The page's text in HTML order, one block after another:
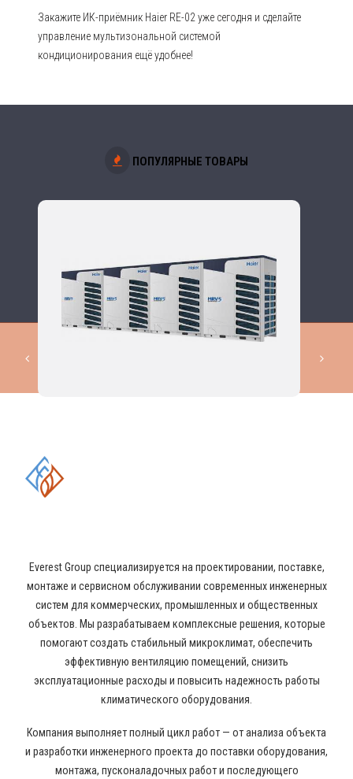
Закажите ИК-приёмник Haier RE-02 уже сегодня и сделайте
управление мультизональной системой
кондиционирования ещё удобнее!
ПОПУЛЯРНЫЕ ТОВАРЫ
Everest Group специализируется на проектировании, поставке,
монтаже и сервисном обслуживании современных инженерных
систем для коммерческих, промышленных и общественных
объектов. Мы разрабатываем комплексные решения, которые
помогают создать стабильный микроклимат, обеспечить
эффективную вентиляцию помещений, снизить
эксплуатационные расходы и повысить надежность работы
климатического оборудования.
Компания выполняет полный цикл работ — от анализа объекта
и разработки инженерного проекта до поставки оборудования,
монтажа, пусконаладочных работ и последующего